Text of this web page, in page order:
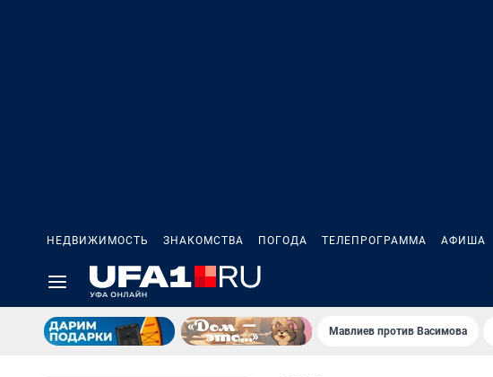
НЕДВИЖИМОСТЬ ЗНАКОМСТВА ПОГОДА ТЕЛЕПРОГРАММА АФИША
Мавлиев против Васимова